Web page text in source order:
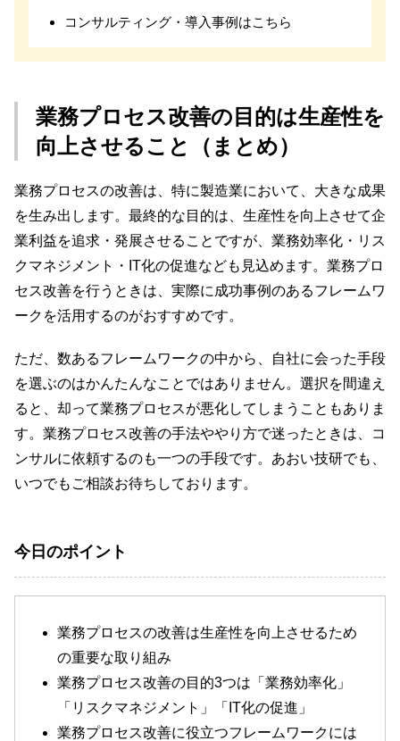
コンサルティング・導入事例はこちら
業務プロセス改善の目的は生産性を
向上させること（まとめ）
業務プロセスの改善は、特に製造業において、大きな成果
を生み出します。最終的な目的は、生産性を向上させて企
業利益を追求・発展させることですが、業務効率化・リス
クマネジメント・IT化の促進なども見込めます。業務プロ
セス改善を行うときは、実際に成功事例のあるフレームワ
ークを活用するのがおすすめです。
ただ、数あるフレームワークの中から、自社に会った手段
を選ぶのはかんたんなことではありません。選択を間違え
ると、却って業務プロセスが悪化してしまうこともありま
す。業務プロセス改善の手法ややり方で迷ったときは、コ
ンサルに依頼するのも一つの手段です。あおい技研でも、
いつでもご相談お待ちしております。
今日のポイント
業務プロセスの改善は生産性を向上させるため
の重要な取り組み
業務プロセス改善の目的3つは「業務効率化」
「リスクマネジメント」「IT化の促進」
業務プロセス改善に役立つフレームワークには